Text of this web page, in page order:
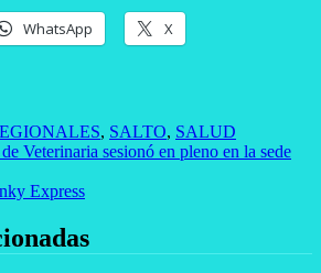
WhatsApp X
, SALTO, SALUD
Veterinaria sesionó en pleno en la sede
Express